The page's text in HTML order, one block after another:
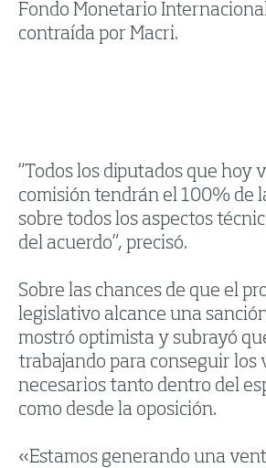
Fondo Monetario
contraída por Macri.
“Todos los diputados que hoy
comisión tendrán el 100% de
sobre todos los aspectos
del acuerdo”, precisó.
Sobre las chances de que el
legislativo alcance una
mostró optimista y subrayó
trabajando para conseguir los
necesarios tanto dentro del
como desde la oposición.
«Estamos generando una